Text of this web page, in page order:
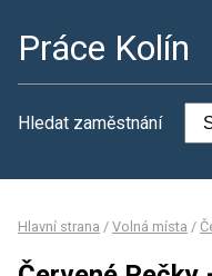
Práce Kolín
Hledat zaměstnání
Hlavní strana / Volná místa /